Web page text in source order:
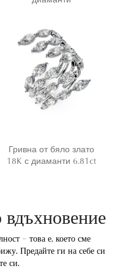
Гривна от бяло злато
18K с диаманти 6.81ct
– това е, което сме
Предайте ги на себе си
си.